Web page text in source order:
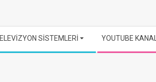
SİSTEMLERİ YOUTUBE KANALI